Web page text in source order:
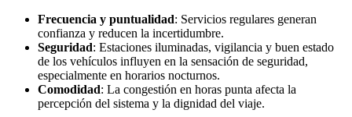
Frecuencia y puntualidad: Servicios regulares generan
confianza y reducen la incertidumbre.
Seguridad: Estaciones iluminadas, vigilancia y buen estado
de los vehículos influyen en la sensación de seguridad,
especialmente en horarios nocturnos.
Comodidad: La congestión en horas punta afecta la
percepción del sistema y la dignidad del viaje.